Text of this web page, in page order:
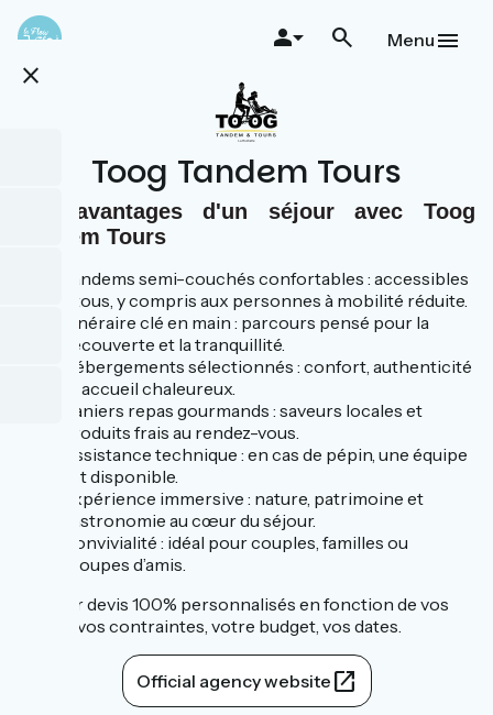
Skip
content
close
Menu
Toog Tandem Tours
Les avantages d'un séjour avec Toog
Tandem Tours
Tandems semi-couchés confortables : accessibles
à tous, y compris aux personnes à mobilité réduite.
Itinéraire clé en main : parcours pensé pour la
découverte et la tranquillité.
Hébergements sélectionnés : confort, authenticité
et accueil chaleureux.
Paniers repas gourmands : saveurs locales et
produits frais au rendez-vous.
Assistance technique : en cas de pépin, une équipe
est disponible.
Expérience immersive : nature, patrimoine et
gastronomie au cœur du séjour.
Convivialité : idéal pour couples, familles ou
groupes d’amis.
Tarif sur devis 100% personnalisés en fonction de vos
envies, vos contraintes, votre budget, vos dates.
Official agency website